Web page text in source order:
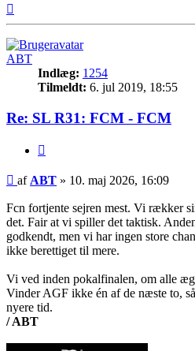
ABT
Indlæg: 1254
Tilmeldt: 6. jul 2019, 18:55
Re: SL R31: FCM - FCM
Indlæg
af ABT » 10. maj 2026, 16:09
Fcn fortjente sejren mest. Vi rækker
det. Fair at vi spiller det taktisk.
godkendt, men vi har ingen store
ikke berettiget til mere.
Vi ved inden pokalfinalen, om alle
Vinder AGF ikke én af de næste to,
nyere tid.
/ ABT